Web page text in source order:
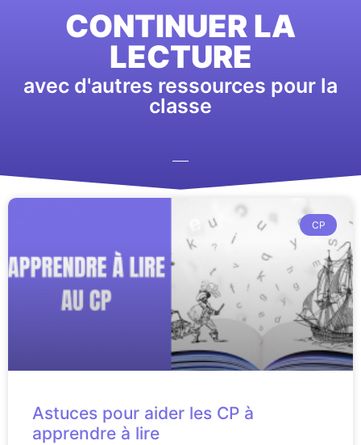
CONTINUER LA
LECTURE
avec d'autres ressources pour la
classe
CP
Astuces pour aider les CP à
apprendre à lire